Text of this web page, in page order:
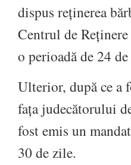
dispus reținerea
Centrul de
o perioadă de 24
Ulterior, după ce a
fața judecătorului
fost emis un
30 de zile.